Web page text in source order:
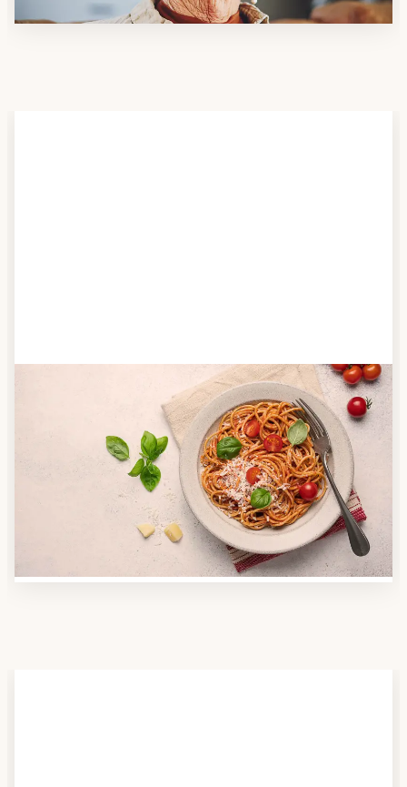
Anbieter finden
Nutzen Sie unsere große Mahlzeiten-Dienst-Suche,
um herauszufinden, welche Anbieter es in Ihrer
Region gibt und welcher am besten zu Ihnen passt.
Verschaffen Sie sich auch einen Überblick über die
Essen auf Rädern-Kosten.